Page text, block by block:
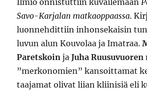
Ilmiö onnistuttiin kuvailemaan
Savo-Karjalan matkaoppaassa.
luonnehdittiin inhonsekaisin
luvun alun Kouvolaa ja Imatraa.
Paretskoin jaJuha Ruusuvuoren
”merkonomien” kansoittamat
taajamat olivat liian kliinisiä eli